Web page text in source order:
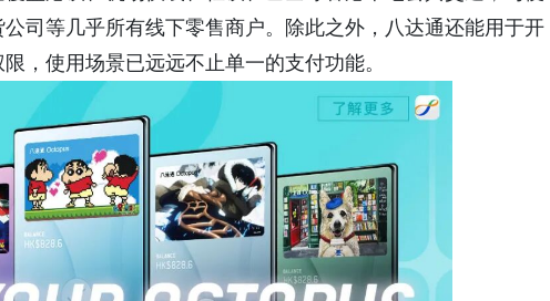
司等几乎所有线下零售商户。除此之外，八达通还能用于开
，使用场景已远远不止单一的支付功能。